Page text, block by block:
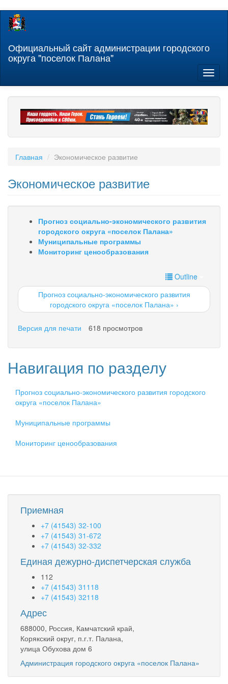
Перейти
содержанию
Официальный сайт администрации городского
округа "поселок Палана"
Главная Экономическое развитие
Экономическое развитие
Прогноз социально-экономического развития
городского округа «поселок Палана»
Муниципальные программы
Мониторинг ценообразования
Outline
Прогноз социально-экономического развития
городского округа «поселок Палана» ›
Версия для печати 618 просмотров
Навигация по разделу
Прогноз социально-экономического развития городского
округа «поселок Палана»
Муниципальные программы
Мониторинг ценообразования
Приемная
+7 (41543) 32-100
+7 (41543) 31-672
+7 (41543) 32-332
Единая дежурно-диспетчерская служба
112
+7 (41543) 31118
+7 (41543) 32118
Адрес
688000, Россия, Камчатский край,
Корякский округ, п.г.т. Палана,
улица Обухова дом 6
Администрация городского округа «поселок Палана»